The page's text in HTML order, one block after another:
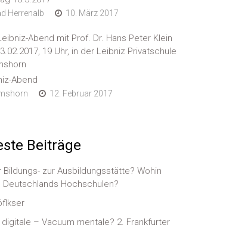
Herrenalb 10. März 2017
Abend mit Prof. Dr. Hans Peter Klein
19 Uhr, in der Leibniz Privatschule
Abend
12. Februar 2017
Beiträge
Bildungs- zur Ausbildungsstätte? Wohin
Deutschlands Hochschulen?
digitale – Vacuum mentale? 2. Frankfurter